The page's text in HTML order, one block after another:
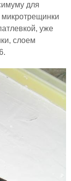
для
уже
слоем